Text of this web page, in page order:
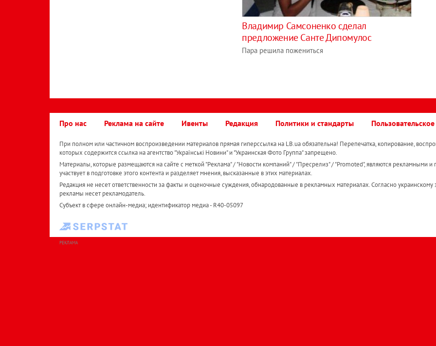
Владимир Самсоненко сделал
предложение Санте Дипомулос
Пара решила пожениться
Про нас Реклама на сайте Ивенты Редакция Политики и стандарты
При полном или частичном воспроизведении материалов прямая гиперссылка на LB.ua обязательна! Перепечатка, копирование,
которых содержится ссылка на агентство "Українськi Новини" и "Украинская Фото Группа" запрещено.
Материалы, которые размещаются на сайте с меткой "Реклама" / "Новости компаний" / "Пресрелиз" / "Promoted", являются рекламными и
участвует в подготовке этого контента и разделяет мнения, высказанные в этих материалах.
Редакция не несет ответственности за факты и оценочные суждения, обнародованные в рекламных материалах. Согласно украинскому
рекламы несет рекламодатель.
Субъект в сфере онлайн-медиа; идентификатор медиа - R40-05097
РЕКЛАМА